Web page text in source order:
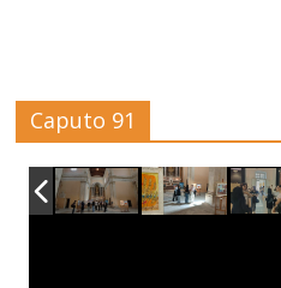
Caputo 91